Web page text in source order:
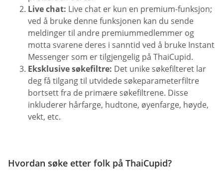
Live chat: Live chat er kun en premium-funksjon;
ved å bruke denne funksjonen kan du sende
meldinger til andre premiummedlemmer og
motta svarene deres i sanntid ved å bruke Instant
Messenger som er tilgjengelig på ThaiCupid.
Eksklusive søkefiltre: Det unike søkefilteret lar
deg få tilgang til utvidede søkeparameterfiltre
bortsett fra de primære søkefiltrene. Disse
inkluderer hårfarge, hudtone, øyenfarge, høyde,
vekt, etc.
Hvordan søke etter folk på ThaiCupid?